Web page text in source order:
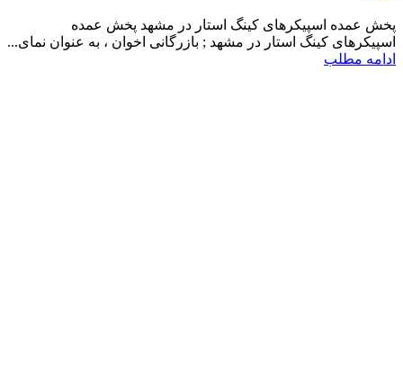
پخش عمده اسپیکرهای کینگ استار در مشهد پخش عمده
اسپیکرهای کینگ استار در مشهد ; بازرگانی اخوان ، به عنوان نمای...
ادامه مطلب